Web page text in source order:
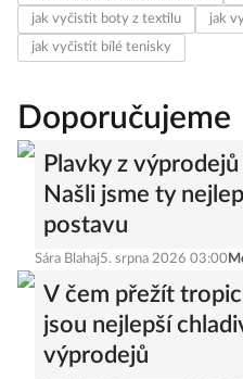
jak vyčistit boty z textilu
jak
jak vyčistit bílé tenisky
Doporučujeme
Plavky z
Našli jsme ty
postavu
Sára Blahaj5. srpna 2026 03:00
V čem přežít
jsou nejlepší
výprodejů